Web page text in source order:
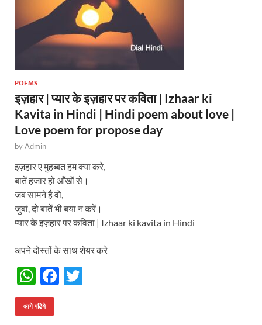
POEMS
इज़हार | प्यार के इज़हार पर कविता | Izhaar ki
Kavita in Hindi | Hindi poem about love |
Love poem for propose day
byAdmin
इज़हार ए मुहब्बत हम क्या करे,
बातें हजार हो आँखों से।
जब सामने है वो,
जुबां, दो बातें भी बया न करें।
प्यार के इज़हार पर कविता | Izhaar ki kavita in Hindi
अपने दोस्तों के साथ शेयर करे
W
h
at
F
आगे पढिये